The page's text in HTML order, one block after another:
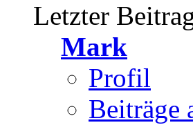
Letzter
Mark
Profil
Beiträge